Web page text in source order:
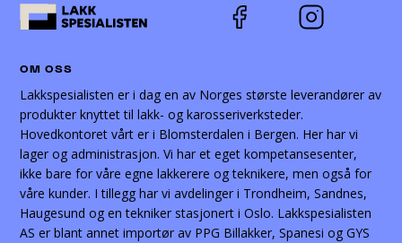
OM OSS
Lakkspesialisten er i dag en av Norges største leverandører av
produkter knyttet til lakk- og karosseriverksteder.
Hovedkontoret vårt er i Blomsterdalen i Bergen. Her har vi
lager og administrasjon. Vi har et eget kompetansesenter,
ikke bare for våre egne lakkerere og teknikere, men også for
våre kunder. I tillegg har vi avdelinger i Trondheim, Sandnes,
Haugesund og en tekniker stasjonert i Oslo. Lakkspesialisten
AS er blant annet importør av PPG Billakker, Spanesi og GYS